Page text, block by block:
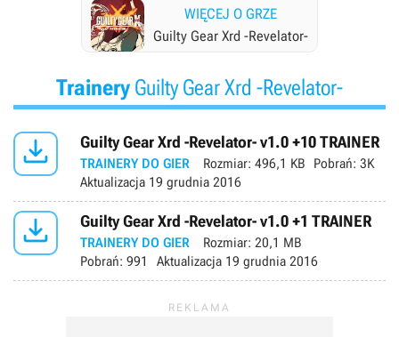
WIĘCEJ O GRZE
Guilty Gear Xrd -Revelator-
Trainery Guilty Gear Xrd -Revelator-
 Guilty Gear Xrd -Revelator- v1.0 +10 TRAINER
TRAINERY DO GIER Rozmiar: 496,1 KB Pobrań: 3K
Aktualizacja 19 grudnia 2016
 Guilty Gear Xrd -Revelator- v1.0 +1 TRAINER
TRAINERY DO GIER Rozmiar: 20,1 MB
Pobrań: 991 Aktualizacja 19 grudnia 2016